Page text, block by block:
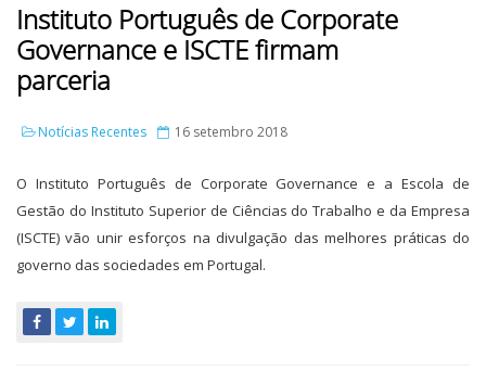
Instituto Português de Corporate
Governance e ISCTE firmam
parceria
Notícias Recentes 16 setembro 2018
O Instituto Português de Corporate Governance e a Escola de
Gestão do Instituto Superior de Ciências do Trabalho e da Empresa
(ISCTE) vão unir esforços na divulgação das melhores práticas do
governo das sociedades em Portugal.